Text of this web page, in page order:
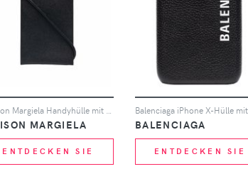
MARGIELA
ENTDECKEN SIE
BALENCIAGA
ENTDECKEN SIE